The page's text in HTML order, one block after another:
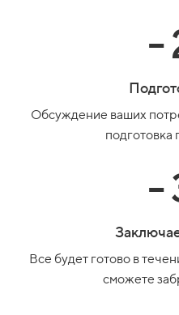
-
Обсуждение ваших
-
Все будет готово в
сможете